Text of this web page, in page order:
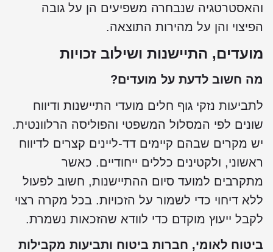
והאסטרטגיה שנבחרה משפיעים הן על גובה
הפיצוי והן על מהירות התוצאה.
מועדים, התיישנות ושילוב זכויות
מה חשוב לדעת על מועדים?
לתביעות נזקי גוף חלים מועדי התיישנות ודיווח
שונים לפי המסלול המשפטי והפוליסה הרלוונטית.
יש מקרים שבהם קיימים דד-ליינים קצרים לדיווח
ראשוני, ולקטינים כללים ייחודיים. כאשר
מתקרבים למועד סיום ההתיישנות, חשוב לפעול
ללא דיחוי כדי לשמור על הזכויות. בכל מקרה רצוי
לקבל ייעוץ מוקדם כדי לוודא שהזכאות נשמרת.
ביטוח לאומי, חברות ביטוח ותביעות מקבילות